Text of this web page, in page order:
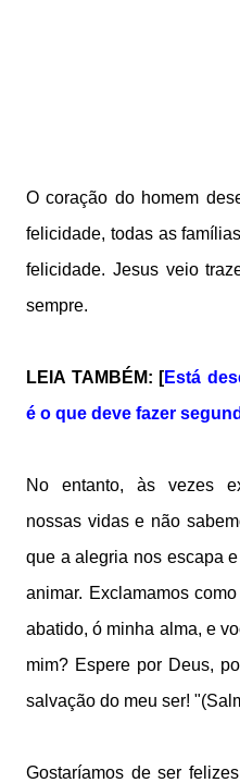
O coração do homem
felicidade, todas as
felicidade. Jesus veio
sempre.
LEIA TAMBÉM: [Está
é o que deve fazer
No entanto, às vezes
nossas vidas e não
que a alegria nos escapa
animar. Exclamamos
abatido, ó minha alma, e
mim? Espere por Deus,
salvação do meu ser!
Gostaríamos de ser